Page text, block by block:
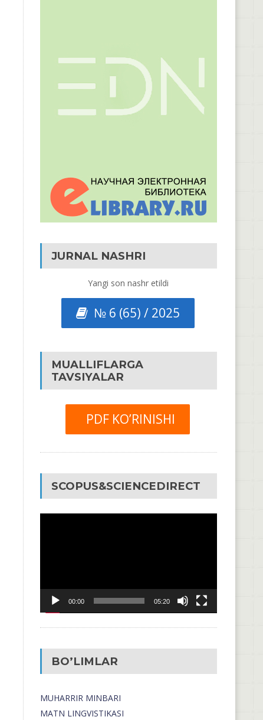
JURNAL NASHRI
Yangi son nashr etildi
№ 6 (65) / 2025
MUALLIFLARGA
TAVSIYALAR
PDF KO’RINISHI
SCOPUS&SCIENCEDIRECT
00:00 05:20
BO’LIMLAR
MUHARRIR MINBARI
MATN LINGVISTIKASI